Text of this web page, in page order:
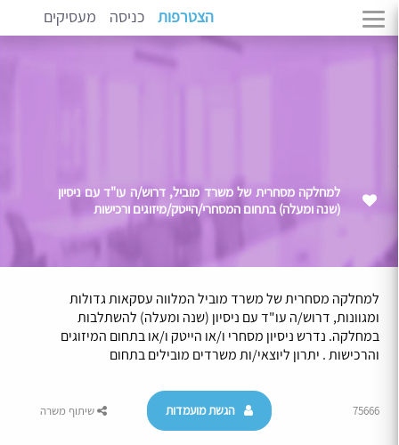
הצטרפות כניסה מעסיקים
למחלקה מסחרית של משרד מוביל, דרוש/ה עו"ד עם ניסיון
(שנה ומעלה) בתחום המסחרי/הייטק/מיזוגים ורכישות
למחלקה מסחרית של משרד מוביל המלווה עסקאות גדולות
ומגוונות, דרוש/ה עו"ד עם ניסיון (שנה ומעלה) להשתלבות
במחלקה. נדרש ניסיון מסחרי ו/או הייטק ו/או בתחום המיזוגים
והרכישות . יתרון ליוצאי/ות משרדים מובילים בתחום
75666 הגשת מועמדות שיתוף משרה